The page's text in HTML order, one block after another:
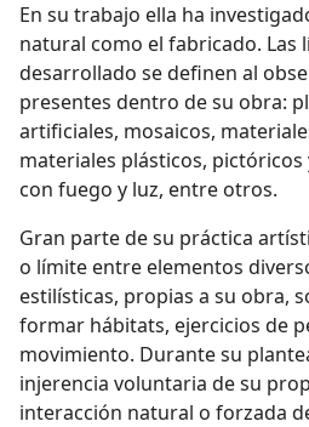
En su trabajo ella ha
natural como el fabricado. Las
desarrollado se definen al
presentes dentro de su obra:
artificiales, mosaicos,
materiales plásticos,
con fuego y luz, entre otros.
Gran parte de su práctica
o límite entre elementos
estilísticas, propias a su obra,
formar hábitats, ejercicios de
movimiento. Durante su
injerencia voluntaria de su
interacción natural o forzada